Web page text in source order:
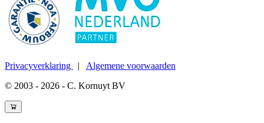
Privacyverklaring
Algemene voorwaarden
© 2003 - 2026 - C. Kornuyt BV